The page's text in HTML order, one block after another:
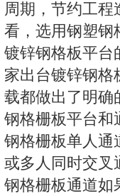
周期，节约工
看，选用钢塑钢
镀锌钢格板平台
家出台镀锌钢格
载都做出了明确
钢格栅板平台和
钢格栅板单人通
或多人同时交叉
钢格栅板通道如